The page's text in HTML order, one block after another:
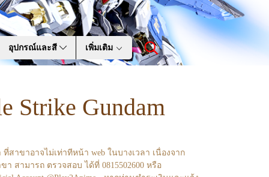
อุปกรณ์และสี เพิ่มเติม
Strike Gundam
าขาอาจไม่เท่าทีหน้า web ในบางเวลา เนื่องจาก
สามารถ ตรวจสอบ ได้ที่ 0815502600 หรือ